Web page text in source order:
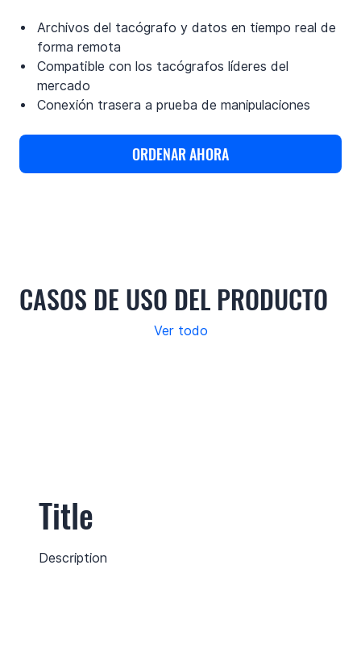
Archivos del tacógrafo y datos en tiempo real de
forma remota
Compatible con los tacógrafos líderes del
mercado
Conexión trasera a prueba de manipulaciones
ORDENAR AHORA
CASOS DE USO DEL PRODUCTO
Ver todo
Title
Description